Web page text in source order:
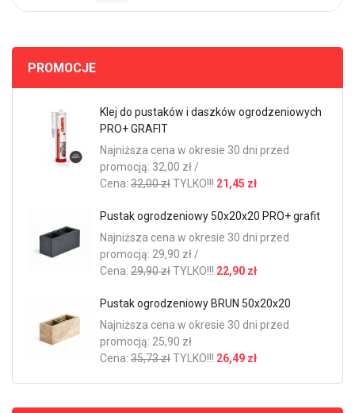
PROMOCJE
Klej do pustaków i daszków ogrodzeniowych
PRO+ GRAFIT
Najniższa cena w okresie 30 dni przed
promocją: 32,00 zł /
Cena: 32,00 złTYLKO!!! 21,45 zł
Pustak ogrodzeniowy 50x20x20 PRO+ grafit
Najniższa cena w okresie 30 dni przed
promocją: 29,90 zł /
Cena: 29,90 złTYLKO!!! 22,90 zł
Pustak ogrodzeniowy BRUN 50x20x20
Najniższa cena w okresie 30 dni przed
promocją: 25,90 zł
Cena: 35,73 złTYLKO!!! 26,49 zł